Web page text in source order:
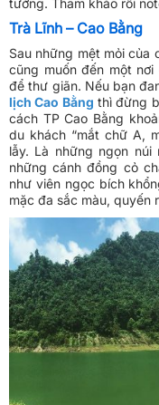
tưởng. Tham khảo rồi
Trà Lĩnh – Cao Bằng
Sau những mệt mỏi của
cũng muốn đến một
để thư giãn. Nếu bạn
lịch Cao Bằng thì đừng
cách TP Cao Bằng
du khách “mắt chữ A,
lẫy. Là những ngọn
những cánh đồng cỏ
như viên ngọc bích
mặc đa sắc màu, quyến